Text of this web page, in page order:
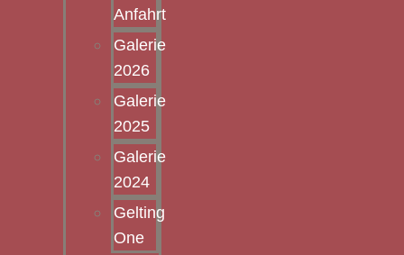
Anfahrt
Galerie
2026
Galerie
2025
Galerie
2024
Gelting
One